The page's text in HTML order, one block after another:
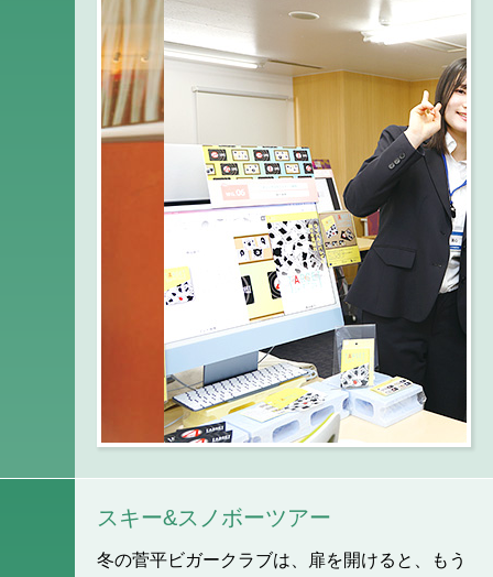
スキー&スノボーツアー
冬の菅平ビガークラブは、扉を開けると、もう